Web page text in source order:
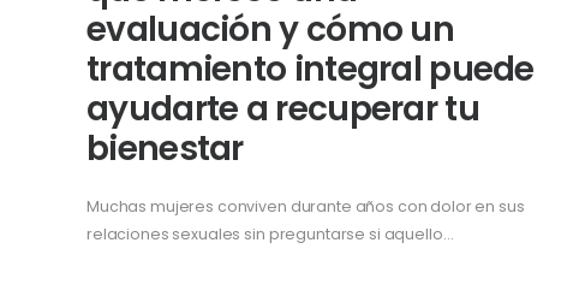
evaluación y cómo un
tratamiento integral puede
ayudarte a recuperar tu
bienestar
Muchas mujeres conviven durante años con dolor en sus
relaciones sexuales sin preguntarse si aquello…